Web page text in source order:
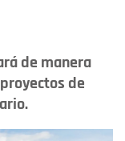
de manera
de